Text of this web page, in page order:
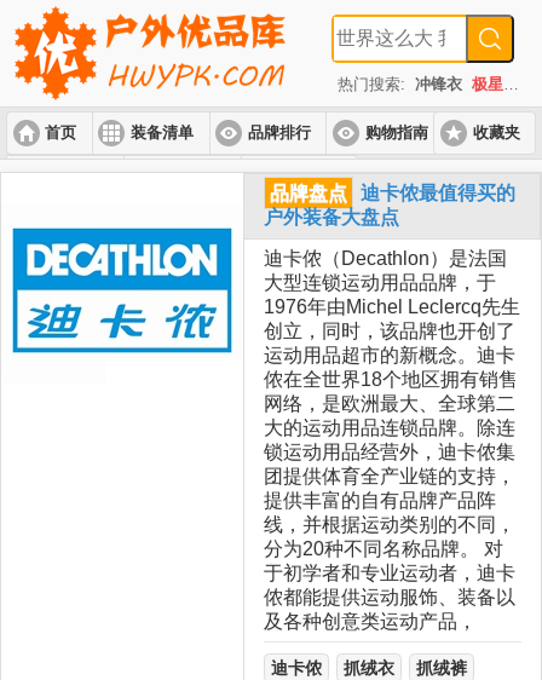
热门搜索: 冲锋衣 极星
首页 装备清单 品牌排行 购物指南
入门套装 进阶套装 高端套装
收藏夹
品牌盘点
迪卡侬最值得买的
户外装备大盘点
迪卡侬（Decathlon）是法国
大型连锁运动用品品牌，于
1976年由Michel Leclercq先生
创立，同时，该品牌也开创了
运动用品超市的新概念。迪卡
侬在全世界18个地区拥有销售
网络，是欧洲最大、全球第二
大的运动用品连锁品牌。除连
锁运动用品经营外，迪卡侬集
团提供体育全产业链的支持，
提供丰富的自有品牌产品阵
线，并根据运动类别的不同，
分为20种不同名称品牌。 对
于初学者和专业运动者，迪卡
侬都能提供运动服饰、装备以
及各种创意类运动产品，
迪卡侬 抓绒衣
抓绒裤